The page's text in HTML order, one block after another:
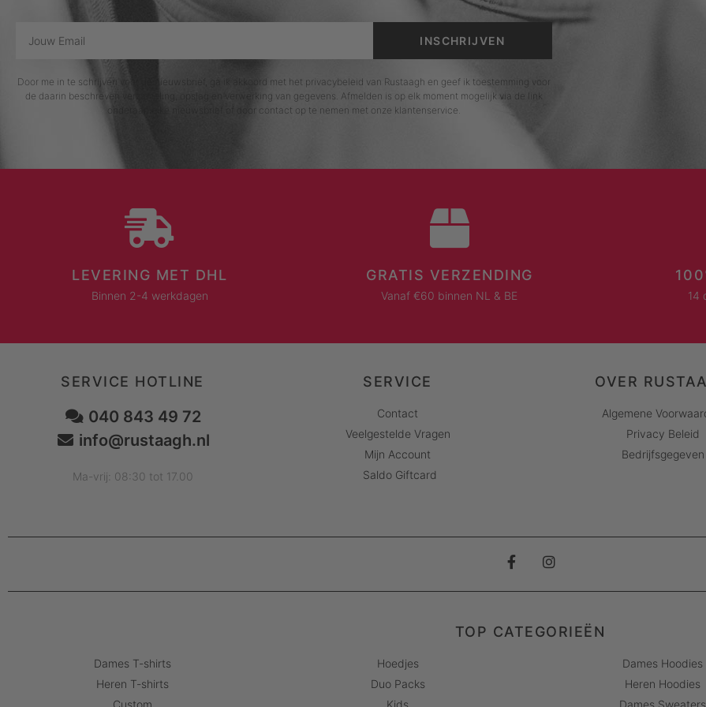
INSCHRIJVEN
Door me in te schrijven voor de nieuwsbrief, ga ik akkoord met het privacybeleid van Rustaagh en geef ik toestemming voor
de daarin beschreven verzameling, opslag en verwerking van gegevens. Afmelden is op elk moment mogelijk via de link
onderaan elke nieuwsbrief of door contact op te nemen met onze klantenservice.
LEVERING MET DHL
Binnen 2-4 werkdagen
GRATIS VERZENDING
Vanaf €60 binnen NL & BE 14
SERVICE HOTLINE
040 843 49 72
info@rustaagh.nl
Ma-vrij: 08:30 tot 17.00
SERVICE
Contact
Veelgestelde Vragen
Mijn Account
Saldo Giftcard
OVER
Algemene
Privacy Beleid
Bedrijfsgegeven
TOP CATEGORIEËN
Dames T-shirts
Heren T-shirts
Hoedjes
Duo Packs
Dames Hoodies
Heren Hoodies